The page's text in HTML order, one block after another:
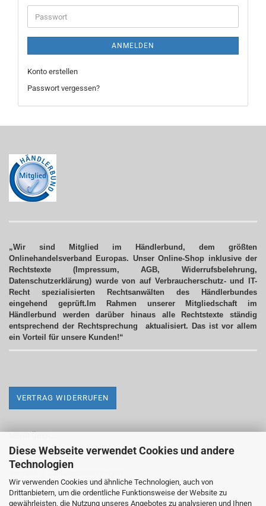
Diese Webseite verwendet Cookies und andere
Technologien
Wir verwenden Cookies und ähnliche Technologien, auch von
Drittanbietern, um die ordentliche Funktionsweise der Website zu
gewährleisten, die Nutzung unseres Angebotes zu analysieren und Ihnen
Adresse
Passwort
ANMELDEN
Konto erstellen
Passwort vergessen?
„Wir sind Mitglied im Händlerbund, dem größten
Onlinehandelsverband Europas. Unser Online-Shop inklusive der
Rechtstexte (Impressum, AGB, Widerrufsbelehrung,
Datenschutzerklärung) wurde von auf Verbraucherschutz- und IT-
Recht spezialisierten Rechtsanwälten des Händlerbundes
eingehend geprüft.Im Rahmen unserer Mitgliedschaft im
Händlerbund werden darüber hinaus alle Rechtstexte ständig
entsprechend der Rechtsprechung aktualisiert. Das ist vor allem
ein Vorteil für unsere Kunden!“
VERTRAG WIDERRUFEN
Impressum
Versand- & Zahlungsbedingungen
Widerrufsrecht & Widerrufsformular